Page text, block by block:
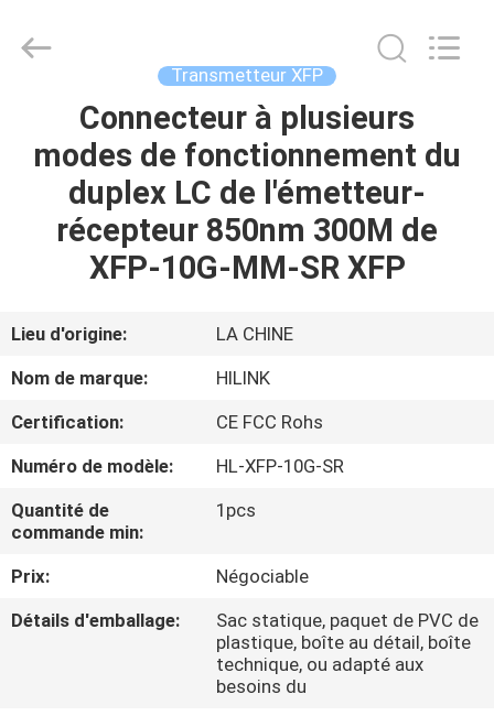
LA
MAISON
PRODUITS
À
PROPOS
DE
VISITE
L'USINE
HiLink
Technology
Transmetteur XFP
Connecteur à plusieurs
modes de fonctionnement du
duplex LC de l'émetteur-
récepteur 850nm 300M de
XFP-10G-MM-SR XFP
Lieu d'origine:
LA CHINE
Nom de marque:
HILINK
Certification:
CE FCC Rohs
Numéro de modèle:
HL-XFP-10G-SR
Quantité de
commande min:
1pcs
Prix:
Négociable
Détails d'emballage:
Sac statique, paquet de PVC de
plastique, boîte au détail, boîte
technique, ou adapté aux
besoins du